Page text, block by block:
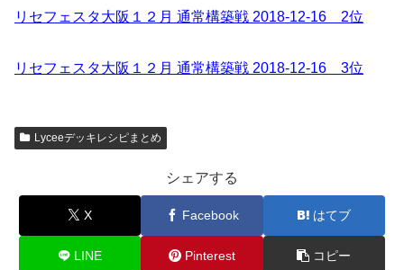
リセフェスタ大阪１２月 通常構築戦 2018-12-16 2位
リセフェスタ大阪１２月 通常構築戦 2018-12-16 3位
Lyceeデッキレシピまとめ
シェアする
X Facebook はてブ
LINE Pinterest コピー